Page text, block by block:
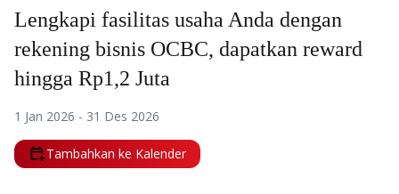
Lengkapi fasilitas usaha Anda dengan
rekening bisnis OCBC, dapatkan reward
hingga Rp1,2 Juta
1 Jan 2026 - 31 Des 2026
Tambahkan ke Kalender